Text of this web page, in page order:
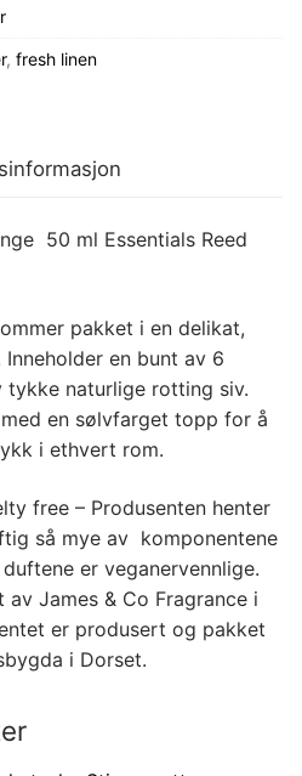
, fresh linen
50 ml Essentials Reed
pakket i en delikat,
en bunt av 6
tykke naturlige rotting siv.
en sølvfarget topp for å
i ethvert rom.
free – Produsenten henter
så mye av komponentene
er veganervennlige.
James & Co Fragrance i
er produsert og pakket
i Dorset.